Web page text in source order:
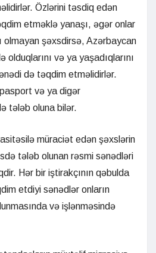
Özlərini təsdiq edən
etməklə yanaşı, əgər onlar
olmayan şəxsdirsə, Azərbaycan
olduqlarını və ya yaşadıqlarını
də təqdim etməlidirlər.
və ya digər
tələb oluna bilər.
müraciət edən şəxslərin
tələb olunan rəsmi sənədləri
Hər bir iştirakçının qəbulda
etdiyi sənədlər onların
və işlənməsində